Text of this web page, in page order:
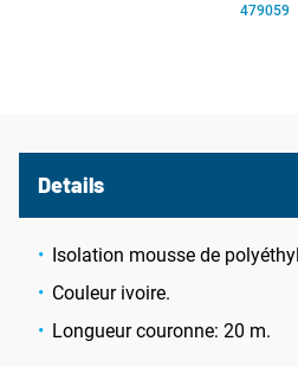
479059
Details
Isolation mousse de
Couleur ivoire.
Longueur couronne: 20 m.